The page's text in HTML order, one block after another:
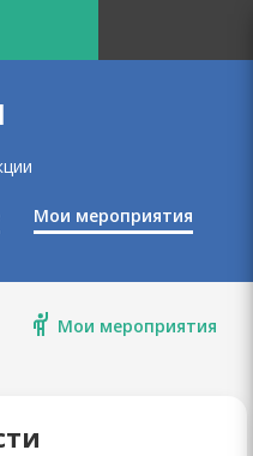
Мои мероприятия
Мои мероприятия